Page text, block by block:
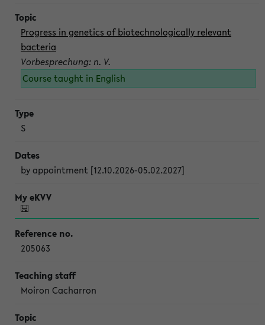
Progress in genetics of biotechnologically relevant
bacteria
Vorbesprechung: n. V.
Course taught in English
S
by appointment [12.10.2026-05.02.2027]
205063
Moiron Cacharron